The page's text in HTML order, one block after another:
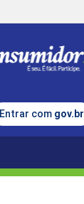
Entrar com gov.br